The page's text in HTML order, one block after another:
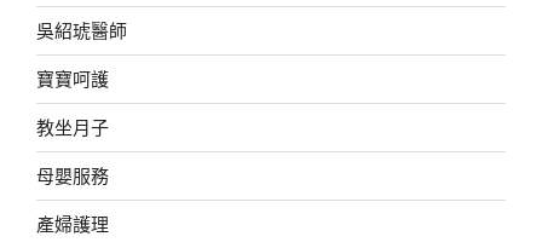
吳紹琥醫師
寶寶呵護
教坐月子
母嬰服務
產婦護理